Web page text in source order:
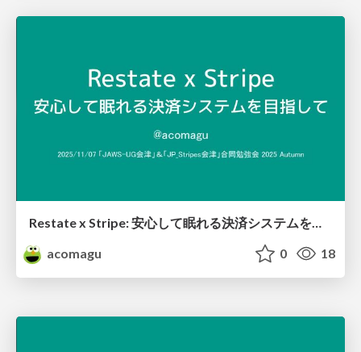
Restate x Stripe: 安心して眠れる決済システムを目指して
acomagu
0 18